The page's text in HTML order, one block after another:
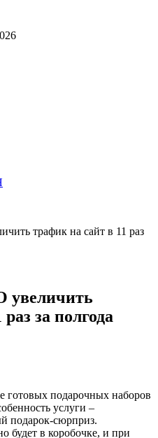
трафик на сайт в 11 раз
увеличить
за полгода
готовых подарочных наборов
услуги –
подарок-сюрприз.
будет в коробочке, и при